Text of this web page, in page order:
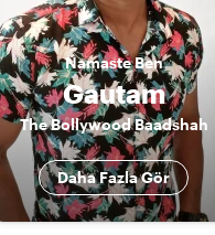
NamasteBen
Gautam
The Bollywood Baadshah
Daha Fazla Gör